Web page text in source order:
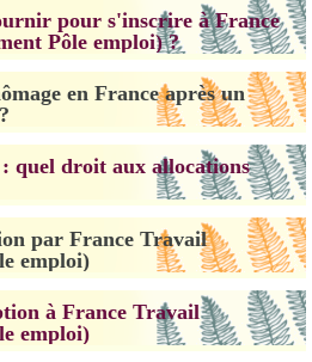
pour s'inscrire à France
Pôle emploi) ?
en France après un
quel droit aux allocations
par France Travail
emploi)
à France Travail
emploi)